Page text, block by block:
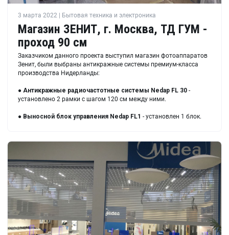
3 марта 2022 | Бытовая техника и электроника
Магазин ЗЕНИТ, г. Москва, ТД ГУМ -
проход 90 см
Заказчиком данного проекта выступил магазин фотоаппаратов
Зенит, были выбраны антикражные системы премиум-класса
производства Нидерланды:
● Антикражные радиочастотные системы Nedap FL 30 -
установлено 2 рамки с шагом 120 см между ними.
● Выносной блок управления Nedap FL1 - установлен 1 блок.